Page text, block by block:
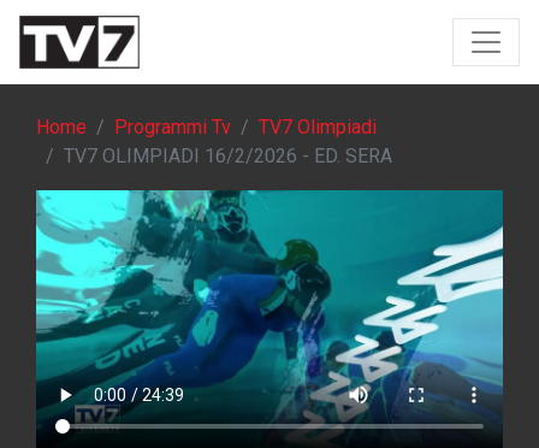
Home Programmi Tv
TV7 Olimpiadi
TV7 OLIMPIADI 16/2/2026 - ED. SERA